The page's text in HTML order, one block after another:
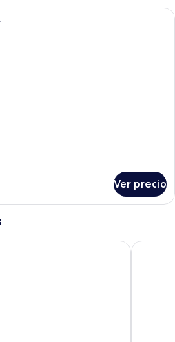
Una cama con dosel y vistas al
Ver precio
France Ruta del